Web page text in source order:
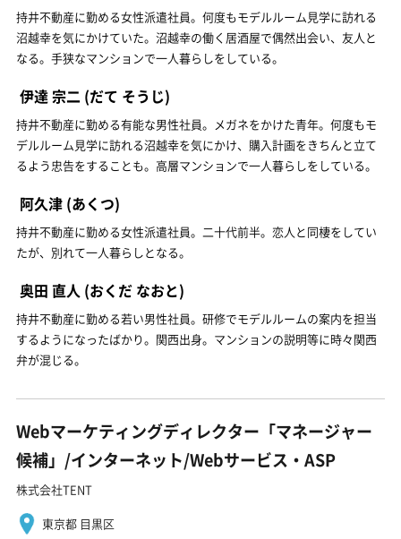
持井不動産に勤める女性派遣社員。何度もモデルルーム見学に訪れる
沼越幸を気にかけていた。沼越幸の働く居酒屋で偶然出会い、友人と
なる。手狭なマンションで一人暮らしをしている。
伊達 宗二 (だて そうじ)
持井不動産に勤める有能な男性社員。メガネをかけた青年。何度もモ
デルルーム見学に訪れる沼越幸を気にかけ、購入計画をきちんと立て
るよう忠告をすることも。高層マンションで一人暮らしをしている。
阿久津 (あくつ)
持井不動産に勤める女性派遣社員。二十代前半。恋人と同棲をしてい
たが、別れて一人暮らしとなる。
奥田 直人 (おくだ なおと)
持井不動産に勤める若い男性社員。研修でモデルルームの案内を担当
するようになったばかり。関西出身。マンションの説明等に時々関西
弁が混じる。
Webマーケティングディレクター「マネージャー
候補」/インターネット/Webサービス・ASP
株式会社TENT
東京都 目黒区